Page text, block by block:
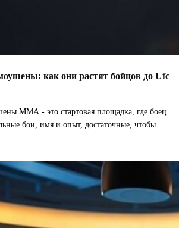
как они растят бойцов до Ufc
ММА - это стартовая площадка, где боец
бои, имя и опыт, достаточные, чтобы